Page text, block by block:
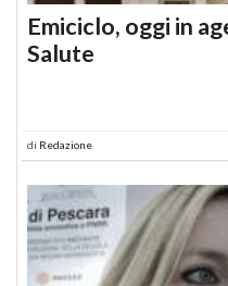
Emiciclo, oggi in
Salute
di Redazione